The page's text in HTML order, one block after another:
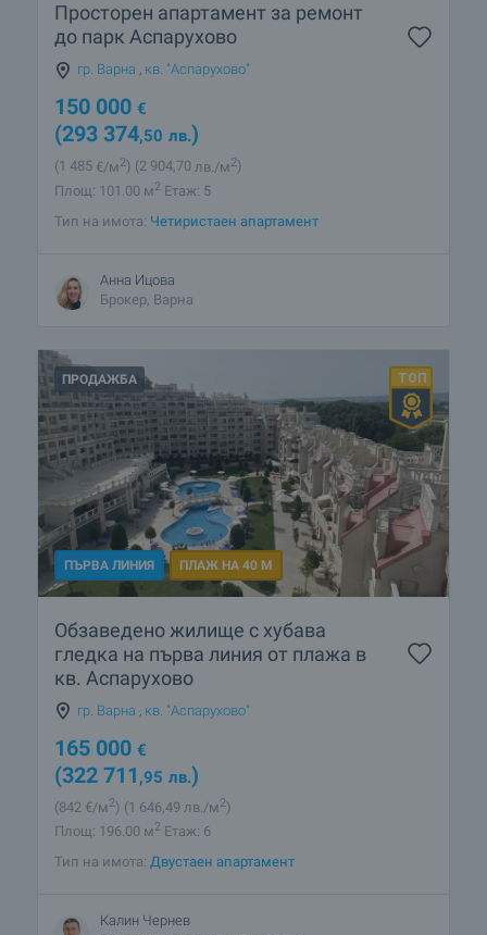
Просторен апартамент за ремонт
до парк Аспарухово
гр. Варна , кв. "Аспарухово"
150 000 €
(293 374,50 лв.)
(1 485 €/м2) (2 904,70 лв./м2)
Площ: 101.00 м2 Етаж: 5
Тип на имота: Четиристаен апартамент
Анна Ицова
Брокер, Варна
ПРОДАЖБА
ПЪРВА ЛИНИЯ ПЛАЖ НА 40 М
Обзаведено жилище с хубава
гледка на първа линия от плажа в
кв. Аспарухово
гр. Варна кв. "Аспарухово"
165 000 €
(322 711 ,95 лв.)
(842 €/м2) (1 646 ,49 лв./м2)
Площ: 196.00 м2 Етаж: 6
Тип на имота: Двустаен апартамент
Калин Чернев